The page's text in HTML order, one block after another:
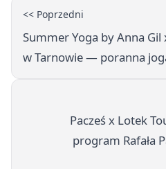
<< Poprzedni
Summer Yoga by Anna
w Tarnowie — poranna
Pacześ x Lotek
program Rafała